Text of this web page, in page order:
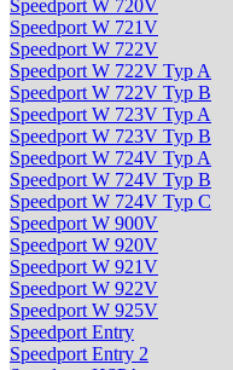
Speedport W 720V
Speedport W 721V
Speedport W 722V
Speedport W 722V Typ A
Speedport W 722V Typ B
Speedport W 723V Typ A
Speedport W 723V Typ B
Speedport W 724V Typ A
Speedport W 724V Typ B
Speedport W 724V Typ C
Speedport W 900V
Speedport W 920V
Speedport W 921V
Speedport W 922V
Speedport W 925V
Speedport Entry
Speedport Entry 2